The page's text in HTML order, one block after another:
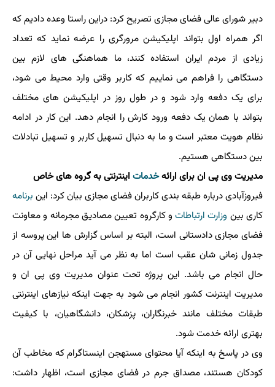
دبیر شورای عالی فضای مجازی تصریح کرد: دراین راستا وعده دادیم که
اگر همراه اول بتواند اپلیکیشن مرورگری را عرضه نماید که تعداد
زیادی از مردم ایران استفاده کنند، ما هماهنگی های لازم بین
دستگاهی را فراهم می نماییم که کاربر وقتی وارد محیط می شود،
برای یک دفعه وارد شود و در طول روز در اپلیکیشن های مختلف
بتواند با همان یک دفعه ورود کارش را انجام دهد. این کار در ادامه
نظام هویت معتبر است و ما به دنبال تسهیل کاربر و تسهیل تبادلات
بین دستگاهی هستیم.
مدیریت وی پی ان برای ارائهخدمات اینترنتی به گروه های خاص
فیروزآبادی درباره طبقه بندی کاربران فضای مجازی بیان کرد: این برنامه
کاری بین وزارت ارتباطاتو کارگروه تعیین مصادیق مجرمانه و معاونت
فضای مجازی دادستانی است، البته بر اساس گزارش ها این پروسه از
جدول زمانی شان عقب است اما به نظر می آید مراحل نهایی آن در
حال انجام می باشد. این پروژه تحت عنوان مدیریت وی پی ان و
مدیریت اینترنت کشور انجام می شود به جهت اینکه نیازهای اینترنتی
طبقات مختلف مانند خبرنگاران، پزشکان، دانشگاهیان، با کیفیت
بهتری ارائه خدمت شود.
وی در پاسخ به اینکه آیا محتوای مستهجن اینستاگرام که مخاطب آن
کودکان هستند، مصداق جرم در فضای مجازی است، اظهار داشت: